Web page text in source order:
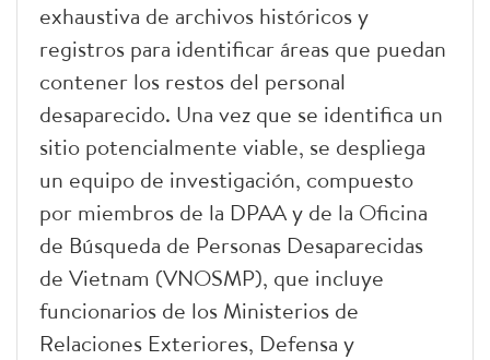
exhaustiva de archivos históricos y
registros para identificar áreas que puedan
contener los restos del personal
desaparecido. Una vez que se identifica un
sitio potencialmente viable, se despliega
un equipo de investigación, compuesto
por miembros de la DPAA y de la Oficina
de Búsqueda de Personas Desaparecidas
de Vietnam (VNOSMP), que incluye
funcionarios de los Ministerios de
Relaciones Exteriores, Defensa y